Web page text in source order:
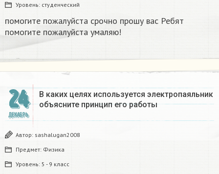
Уровень: студенческий
помогите пожалуйста срочно прошу вас Ребят
помогите пожалуйста умаляю! ​
24
ДЕКАБРЬ
В каких целях используется электропаяльник
объясните принцип его работы​
Автор: sashalugan2008
Предмет: Физика
Уровень: 5 - 9 класс